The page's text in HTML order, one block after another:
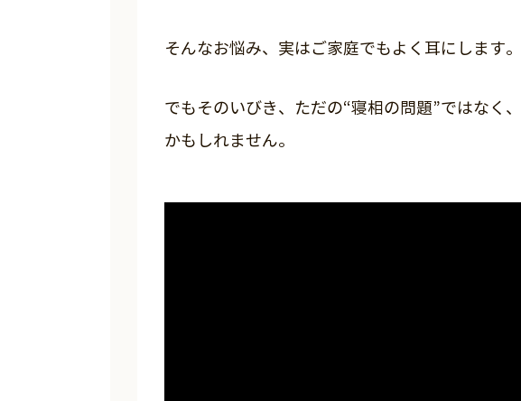
そんなお悩み、実はご家庭でもよく耳にします。
でもそのいびき、ただの“寝相の問題”ではなく、
かもしれません。